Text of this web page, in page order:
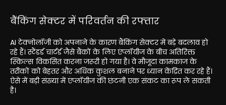
बैंकिंग सेक्टर में परिवर्तन की रफ्तार
AI टेक्नोलॉजी को अपनाने के कारण बैंकिंग सेक्टर में बड़े बदलाव हो
रहे हैं। स्टैंडर्ड चार्टर्ड जैसे बैंकों के लिए एंप्लॉयीज के बीच अतिरिक्त
स्किल्स विकसित करना जरूरी हो गया है। वे मौजूदा कामकाज के
तरीकों को बेहतर और अधिक कुशल बनाने पर ध्यान केंद्रित कर रहे हैं।
ऐसे में बड़ी संख्या में एंप्लॉयीज की छंटनी एक संकट का रूप ले सकती
है।